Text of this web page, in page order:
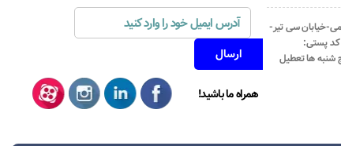
خیابان سی تیر-
جاهد- پلاک67- واحد2 - کد پستی:
همراه ما باشید!